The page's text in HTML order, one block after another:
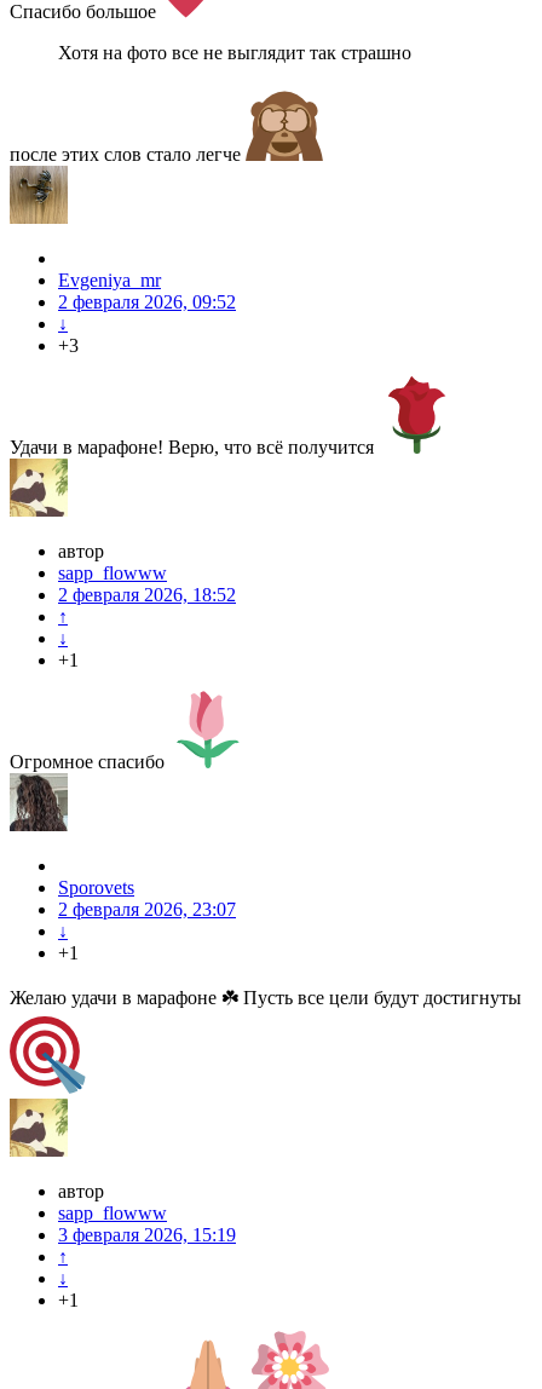
Спасибо большое
Хотя на фото все не выглядит так страшно
после этих слов стало легче
Evgeniya_mr
2 февраля 2026, 09:52
↓
+3
Удачи в марафоне! Верю, что всё получится
автор
sapp_flowww
2 февраля 2026, 18:52
↑
↓
+1
Огромное спасибо
Sporovets
2 февраля 2026, 23:07
↓
+1
Желаю удачи в марафоне ☘️ Пусть все цели будут достигнуты
автор
sapp_flowww
3 февраля 2026, 15:19
↑
↓
+1